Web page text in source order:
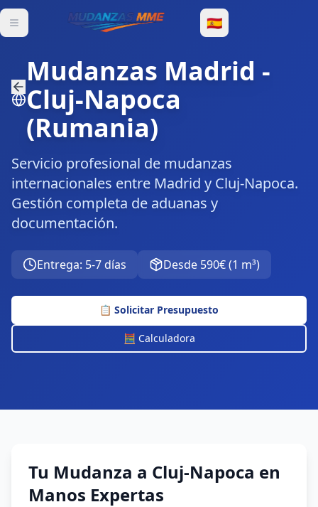
🇪🇸
Mudanzas Madrid -
Cluj-Napoca
(Rumania)
Servicio profesional de mudanzas
internacionales entre Madrid y Cluj-Napoca.
Gestión completa de aduanas y
documentación.
Entrega: 5-7 días Desde 590€(1 m³)
📋 Solicitar Presupuesto
🧮 Calculadora
Tu Mudanza a Cluj-Napoca en
Manos Expertas